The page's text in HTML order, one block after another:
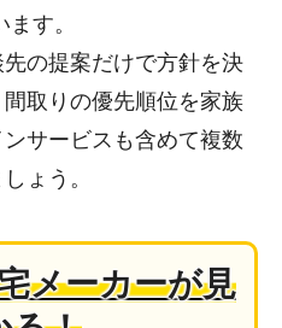
す。
の提案だけで方針を決
取りの優先順位を家族
サービスも含めて複数
ょう。
メーカーが見